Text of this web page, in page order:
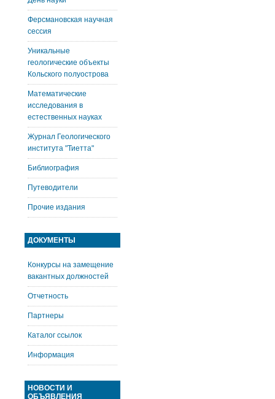
Ферсмановская научная
сессия
Уникальные
геологические объекты
Кольского полуострова
Математические
исследования в
естественных науках
Журнал Геологического
института "Тиетта"
Библиография
Путеводители
Прочие издания
ДОКУМЕНТЫ
Конкурсы на замещение
вакантных должностей
Отчетность
Партнеры
Каталог ссылок
Информация
НОВОСТИ И
ОБЪЯВЛЕНИЯ